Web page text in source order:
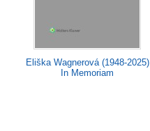
Eliška Wagnerová (1948-2025)
In Memoriam